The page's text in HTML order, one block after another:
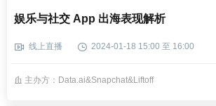
娱乐与社交 App 出海表现解析
线上直播 2024-01-18 15:00 至 16:00
主办方：Data.ai&Snapchat&Liftoff